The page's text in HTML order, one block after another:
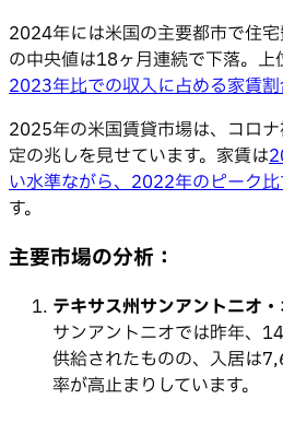
2024年には米国の主要都市で住
の中央値は18ヶ月連続で下落。上
2023年比での収入に占める家賃
2025年の米国賃貸市場は、コロ
定の兆しを見せています。家賃は
い水準ながら、2022年のピーク
す。
主要市場の分析：
テキサス州サンアントニオ・
サンアントニオでは昨年、
供給されたものの、入居は
率が高止まりしています。